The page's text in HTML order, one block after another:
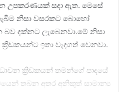
උපකරණයක් සදා ඇත. මෙසේ
නිසා වසරකට බොහෝ
දක්නට ලැබෙනවා.මේ නිසා
ඉතා වැදගත් වෙනවා.
ක්‍රිඩකයන් තමන්ගේ පාදයේ
තබන අතර අනිකුත් සාමාන්‍ය